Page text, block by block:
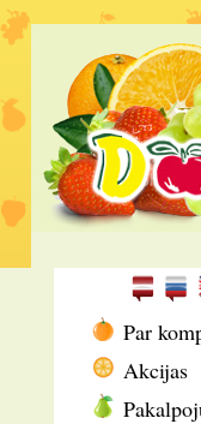
Par
Akcijas